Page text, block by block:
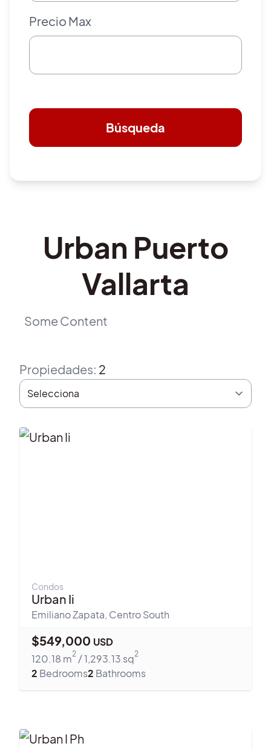
Precio Max
Búsqueda
Urban Puerto
Vallarta
Some Content
Propiedades: 2
Condos
Urban Ii
Emiliano Zapata, Centro South
$549,000 USD
120.18 m2 /1,293.13 sq2
2 Bedrooms2 Bathrooms